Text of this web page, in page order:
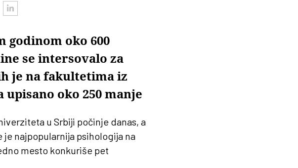
godinom oko 600
se intersovalo za
je na fakultetima iz
oko 250 manje
u Srbiji počinje danas, a
je najpopularnija psihologija na
mesto konkuriše pet